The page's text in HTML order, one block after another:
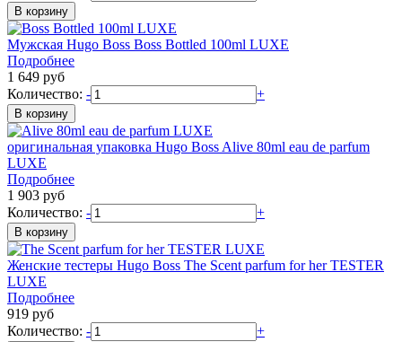
Мужская Hugo Boss Boss Bottled 100ml LUXE
Подробнее
1 649 руб
Количество: - +
оригинальная упаковка Hugo Boss Alive 80ml eau de parfum
LUXE
Подробнее
1 903 руб
Количество: - +
Женские тестеры Hugo Boss The Scent parfum for her TESTER
LUXE
Подробнее
919 руб
Количество: - +